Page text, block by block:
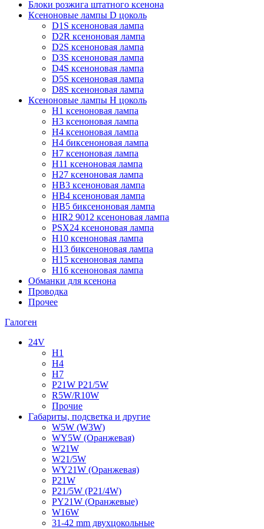
Блоки розжига штатного ксенона
Ксеноновые лампы D цоколь
D1S ксеноновая лампа
D2R ксеноновая лампа
D2S ксеноновая лампа
D3S ксеноновая лампа
D4S ксеноновая лампа
D5S ксеноновая лампа
D8S ксеноновая лампа
Ксеноновые лампы Н цоколь
H1 ксеноновая лампа
H3 ксеноновая лампа
H4 ксеноновая лампа
H4 биксеноновая лампа
H7 ксеноновая лампа
H11 ксеноновая лампа
H27 ксеноновая лампа
HB3 ксеноновая лампа
HB4 ксеноновая лампа
HB5 биксеноновая лампа
HIR2 9012 ксеноновая лампа
PSX24 ксеноновая лампа
H10 ксеноновая лампа
H13 биксеноновая лампа
H15 ксеноновая лампа
H16 ксеноновая лампа
Обманки для ксенона
Проводка
Прочее
Галоген
24V
H1
H4
H7
P21W P21/5W
R5W/R10W
Прочие
Габариты, подсветка и другие
W5W (W3W)
WY5W (Оранжевая)
W21W
W21/5W
WY21W (Оранжевая)
P21W
P21/5W (P21/4W)
PY21W (Оранжевые)
W16W
31-42 mm двухцокольные